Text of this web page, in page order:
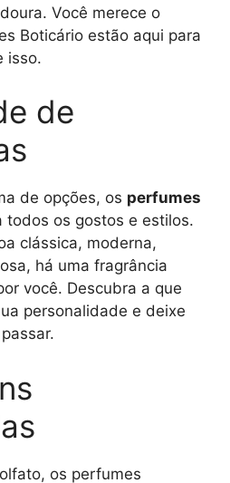
Você merece o
Boticário estão aqui para
isso.
de
de opções, os perfumes
todos os gostos e estilos.
clássica, moderna,
há uma fragrância
você. Descubra a que
personalidade e deixe
os perfumes